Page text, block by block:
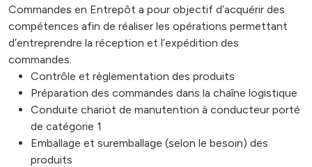
Commandes en Entrepôt a pour objectif d’acquérir des
compétences afin de réaliser les opérations permettant
d’entreprendre la réception et l’expédition des
commandes.
Contrôle et règlementation des produits
Préparation des commandes dans la chaîne logistique
Conduite chariot de manutention à conducteur porté
de catégorie 1
Emballage et suremballage (selon le besoin) des
produits